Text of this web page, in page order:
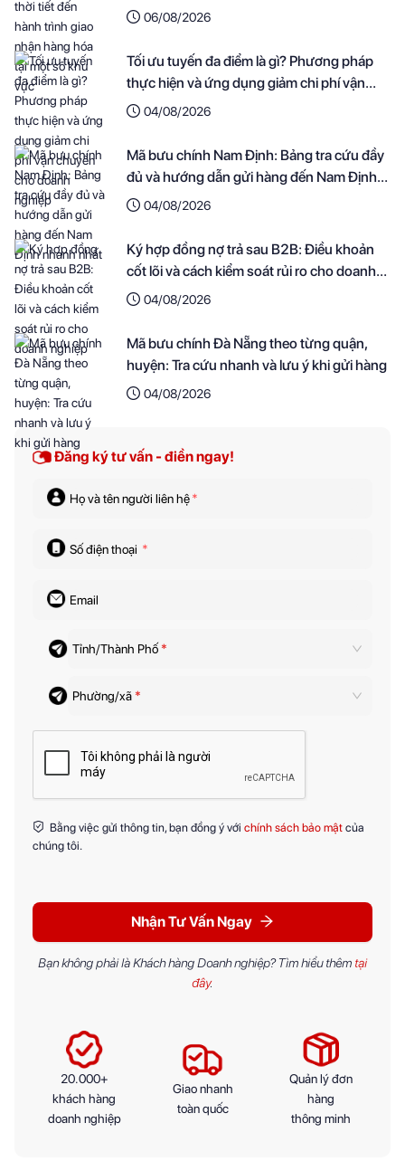
khu vực
06/08/2026
Tối ưu tuyến đa điểm là gì? Phương pháp
thực hiện và ứng dụng giảm chi phí vận
chuyển cho doanh nghiệp
04/08/2026
Mã bưu chính Nam Định: Bảng tra cứu đầy
đủ và hướng dẫn gửi hàng đến Nam Định
nhanh nhất
04/08/2026
Ký hợp đồng nợ trả sau B2B: Điều khoản
cốt lõi và cách kiểm soát rủi ro cho doanh
nghiệp
04/08/2026
Mã bưu chính Đà Nẵng theo từng quận,
huyện: Tra cứu nhanh và lưu ý khi gửi hàng
04/08/2026
Đăng ký tư vấn - điền ngay!
Họ và tên người liên hệ*
Số điện thoại *
Email
Tỉnh/Thành Phố *
Phường/xã *
Bằng việc gửi thông tin, bạn đồng ý với chính sách bảo mật của
chúng tôi.
Nhận Tư Vấn Ngay
Bạn không phải là Khách hàng Doanh nghiệp? Tìm hiểu thêm tại
đây.
20.000+
khách hàng
doanh nghiệp
Giao nhanh
toàn quốc
Quản lý đơn
hàng
thông minh